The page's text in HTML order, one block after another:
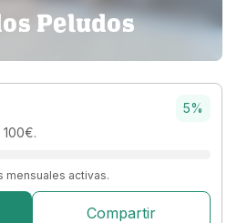
Peludos
100€.
5%
mensuales activas.
Compartir